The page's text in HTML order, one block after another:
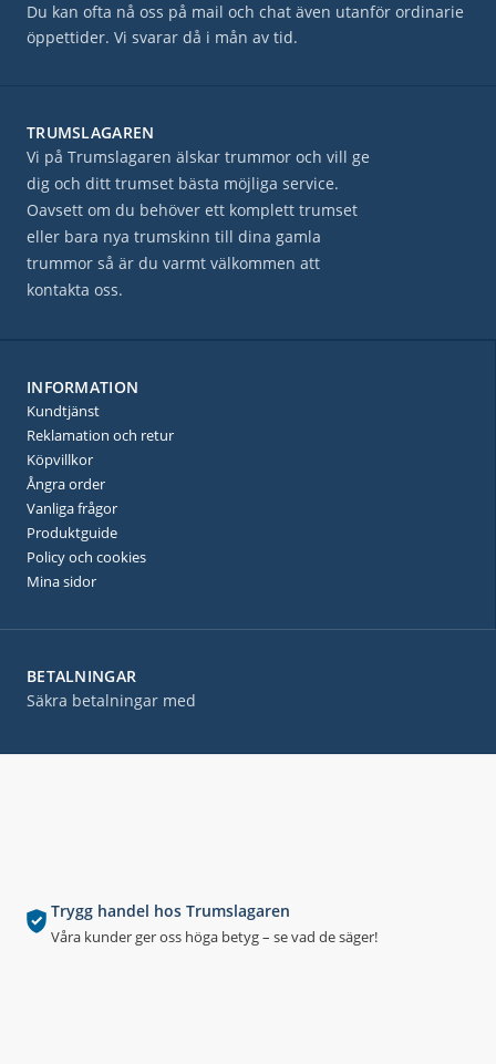
Trygg handel hos Trumslagaren
Våra kunder ger oss höga betyg – se vad de säger!
Du kan ofta nå oss på mail och chat även utanför ordinarie
öppettider. Vi svarar då i mån av tid.
BETALNINGAR
Säkra betalningar med
TRUMSLAGAREN
Vi på Trumslagaren älskar trummor och vill ge
dig och ditt trumset bästa möjliga service.
Oavsett om du behöver ett komplett trumset
eller bara nya trumskinn till dina gamla
trummor så är du varmt välkommen att
kontakta oss.
INFORMATION
Kundtjänst
Reklamation och retur
Köpvillkor
Ångra order
Vanliga frågor
Produktguide
Policy och cookies
Mina sidor